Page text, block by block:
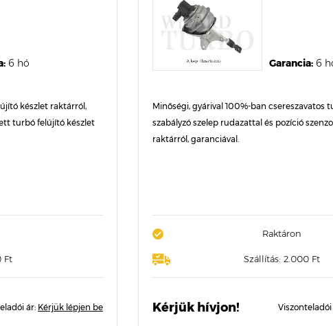
6 hó
készlet raktárról,
turbó felújító készlet
Ft
ár: Kérjük lépjen be
Garancia: 6
Minőségi, gyárival 100%-ban csereszavatos
szabályzó szelep rudazattal és pozíció
raktárról, garanciával.
Raktáron
Szállítás: 2.000 Ft
Kérjük hívjon! Viszonteladói